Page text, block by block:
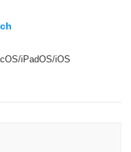
iPadOS/iOS